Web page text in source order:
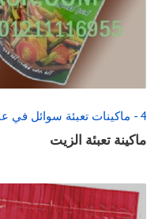
4 - ماكينات تعبئة سوائل في عبوات و أكياس
ماكينة تعبئة الزيت